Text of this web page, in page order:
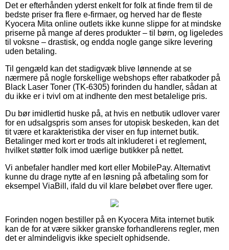
Det er efterhånden yderst enkelt for folk at finde frem til de
bedste priser fra flere e-firmaer, og herved har de fleste
Kyocera Mita online outlets ikke kunne slippe for at mindske
priserne på mange af deres produkter – til børn, og ligeledes
til voksne – drastisk, og endda nogle gange sikre levering
uden betaling.
Til gengæld kan det stadigvæk blive lønnende at se
nærmere på nogle forskellige webshops efter rabatkoder på
Black Laser Toner (TK-6305) forinden du handler, sådan at
du ikke er i tvivl om at indhente den mest betalelige pris.
Du bør imidlertid huske på, at hvis en netbutik udlover varer
for en udsalgspris som anses for utopisk beskeden, kan det
tit være et karakteristika der viser en fup internet butik.
Betalinger med kort er trods alt inkluderet i et reglement,
hvilket støtter folk imod uærlige butikker på nettet.
Vi anbefaler handler med kort eller MobilePay. Alternativt
kunne du drage nytte af en løsning på afbetaling som for
eksempel ViaBill, ifald du vil klare beløbet over flere uger.
Forinden nogen bestiller på en Kyocera Mita internet butik
kan de for at være sikker granske forhandlerens regler, men
det er almindeligvis ikke specielt ophidsende.